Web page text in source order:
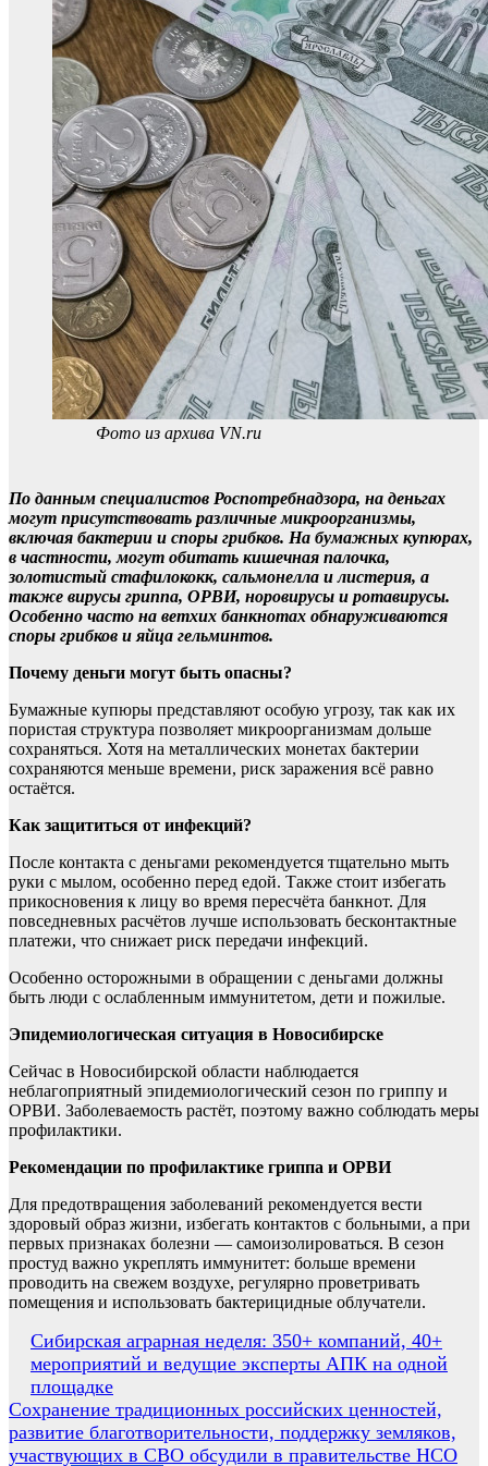
Фото из архива VN.ru
По данным специалистов Роспотребнадзора, на деньгах
могут присутствовать различные микроорганизмы,
включая бактерии и споры грибков. На бумажных купюрах,
в частности, могут обитать кишечная палочка,
золотистый стафилококк, сальмонелла и листерия, а
также вирусы гриппа, ОРВИ, норовирусы и ротавирусы.
Особенно часто на ветхих банкнотах обнаруживаются
споры грибков и яйца гельминтов.
Почему деньги могут быть опасны?
Бумажные купюры представляют особую угрозу, так как их
пористая структура позволяет микроорганизмам дольше
сохраняться. Хотя на металлических монетах бактерии
сохраняются меньше времени, риск заражения всё равно
остаётся.
Как защититься от инфекций?
После контакта с деньгами рекомендуется тщательно мыть
руки с мылом, особенно перед едой. Также стоит избегать
прикосновения к лицу во время пересчёта банкнот. Для
повседневных расчётов лучше использовать бесконтактные
платежи, что снижает риск передачи инфекций.
Особенно осторожными в обращении с деньгами должны
быть люди с ослабленным иммунитетом, дети и пожилые.
Эпидемиологическая ситуация в Новосибирске
Сейчас в Новосибирской области наблюдается
неблагоприятный эпидемиологический сезон по гриппу и
ОРВИ. Заболеваемость растёт, поэтому важно соблюдать меры
профилактики.
Рекомендации по профилактике гриппа и ОРВИ
Для предотвращения заболеваний рекомендуется вести
здоровый образ жизни, избегать контактов с больными, а при
первых признаках болезни — самоизолироваться. В сезон
простуд важно укреплять иммунитет: больше времени
проводить на свежем воздухе, регулярно проветривать
помещения и использовать бактерицидные облучатели.
Навигация
по
записям
Сибирская аграрная неделя: 350+ компаний, 40+
мероприятий и ведущие эксперты АПК на одной
площадке
Сохранение традиционных российских ценностей,
развитие благотворительности, поддержку земляков,
участвующих в СВО обсудили в правительстве НСО